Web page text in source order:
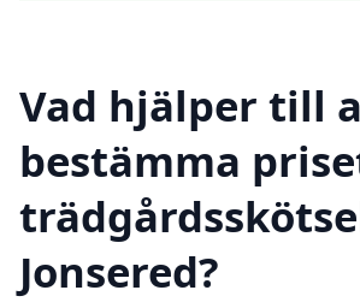
Vad hjälper till
bestämma
Jonsered?